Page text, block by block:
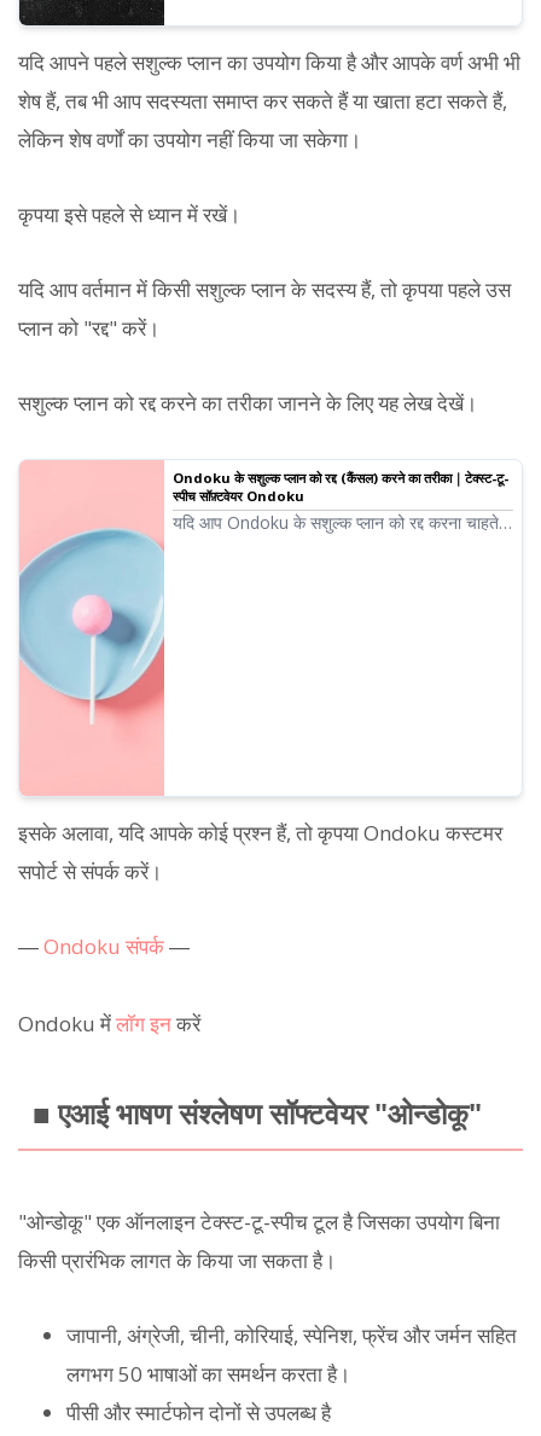
यदि आपने पहले सशुल्क प्लान का उपयोग किया है और आपके वर्ण अभी भी
शेष हैं, तब भी आप सदस्यता समाप्त कर सकते हैं या खाता हटा सकते हैं,
लेकिन शेष वर्णों का उपयोग नहीं किया जा सकेगा।
कृपया इसे पहले से ध्यान में रखें।
यदि आप वर्तमान में किसी सशुल्क प्लान के सदस्य हैं, तो कृपया पहले उस
प्लान को "रद्द" करें।
सशुल्क प्लान को रद्द करने का तरीका जानने के लिए यह लेख देखें।
Ondoku के सशुल्क प्लान को रद्द (कैंसल) करने का तरीका｜टेक्स्ट-टू-
स्पीच सॉफ़्टवेयर Ondoku
यदि आप Ondoku के सशुल्क प्लान को रद्द करना चाहते
इसके अलावा, यदि आपके कोई प्रश्न हैं, तो कृपया Ondoku कस्टमर
सपोर्ट से संपर्क करें।
―Ondoku संपर्क―
Ondoku मेंलॉग इनकरें
■ एआई भाषण संश्लेषण सॉफ्टवेयर "ओन्डोकू"
"ओन्डोकू" एक ऑनलाइन टेक्स्ट-टू-स्पीच टूल है जिसका उपयोग बिना
किसी प्रारंभिक लागत के किया जा सकता है।
जापानी, अंग्रेजी, चीनी, कोरियाई, स्पेनिश, फ्रेंच और जर्मन सहित
लगभग 50 भाषाओं का समर्थन करता है।
पीसी और स्मार्टफोन दोनों से उपलब्ध है